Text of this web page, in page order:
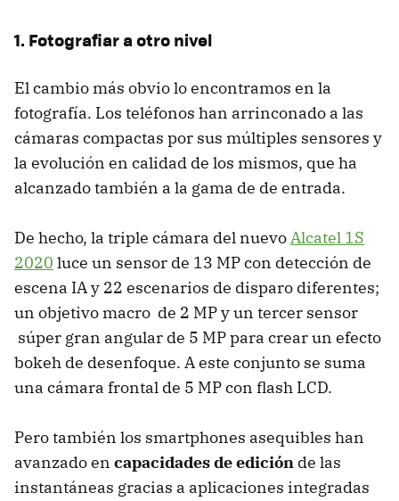
1. Fotografiar a otro nivel
El cambio más obvio lo encontramos en la
fotografía. Los teléfonos han arrinconado a las
cámaras compactas por sus múltiples sensores y
la evolución en calidad de los mismos, que ha
alcanzado también a la gama de de entrada.
De hecho, la triple cámara del nuevoAlcatel 1S
2020 luce un sensor de 13 MP con detección de
escena IA y 22 escenarios de disparo diferentes;
un objetivo macro de 2 MP y un tercer sensor
súper gran angular de 5 MP para crear un efecto
bokeh de desenfoque. A este conjunto se suma
una cámara frontal de 5 MP con flash LCD.
Pero también los smartphones asequibles han
avanzado en capacidades de edición de las
instantáneas gracias a aplicaciones integradas